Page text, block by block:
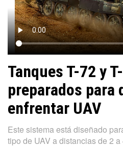
Tanques T-72 y
preparados para
enfrentar UAV
Este sistema está diseñado
tipo de UAV a distancias de 2 a